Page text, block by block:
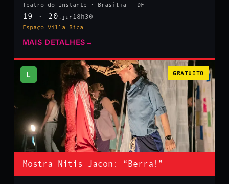
Teatro do Instante · Brasília — DF
19 · 20 .jun 18h30
Espaço Villa Rica
MAIS DETALHES →
L GRATUITO
Mostra Nitis Jacon: “Berra!”